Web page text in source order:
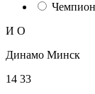
И О
Динамо Минск
14 33